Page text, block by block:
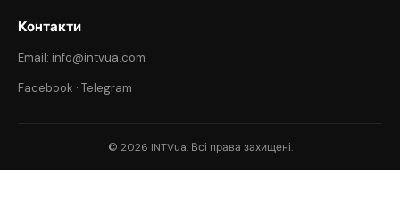
Контакти
Email: info@intvua.com
Facebook · Telegram
© 2026 INTVua. Всі права захищені.